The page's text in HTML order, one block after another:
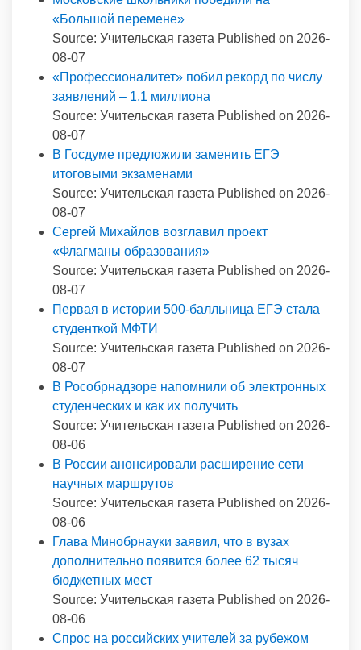
«Большой перемене»
Source: Учительская газета Published on 2026-
08-07
«Профессионалитет» побил рекорд по числу
заявлений – 1,1 миллиона
Source: Учительская газета Published on 2026-
08-07
В Госдуме предложили заменить ЕГЭ
итоговыми экзаменами
Source: Учительская газета Published on 2026-
08-07
Сергей Михайлов возглавил проект
«Флагманы образования»
Source: Учительская газета Published on 2026-
08-07
Первая в истории 500-балльница ЕГЭ стала
студенткой МФТИ
Source: Учительская газета Published on 2026-
08-07
В Рособрнадзоре напомнили об электронных
студенческих и как их получить
Source: Учительская газета Published on 2026-
08-06
В России анонсировали расширение сети
научных маршрутов
Source: Учительская газета Published on 2026-
08-06
Глава Минобрнауки заявил, что в вузах
дополнительно появится более 62 тысяч
бюджетных мест
Source: Учительская газета Published on 2026-
08-06
Спрос на российских учителей за рубежом